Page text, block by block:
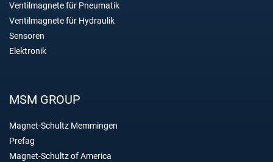
Ventilmagnete für Pneumatik
Ventilmagnete für Hydraulik
Sensoren
Elektronik
MSM GROUP
Magnet-Schultz Memmingen
Prefag
Magnet-Schultz of America